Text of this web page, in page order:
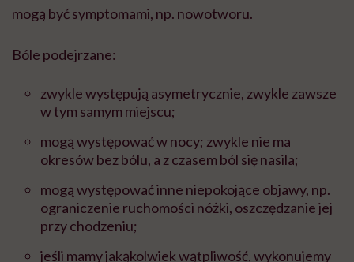
mogą być symptomami, np. nowotworu.
Bóle podejrzane:
zwykle występują asymetrycznie, zwykle zawsze
w tym samym miejscu;
mogą występować w nocy; zwykle nie ma
okresów bez bólu, a z czasem ból się nasila;
mogą występować inne niepokojące objawy, np.
ograniczenie ruchomości nóżki, oszczędzanie jej
przy chodzeniu;
jeśli mamy jakąkolwiek wątpliwość, wykonujemy